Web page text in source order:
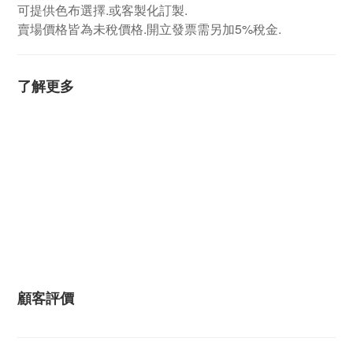
可提供色布選擇.或客製化訂製.
賣場價格皆為未稅價格.開立發票需另加5%稅金.
了解更多
顧客評價